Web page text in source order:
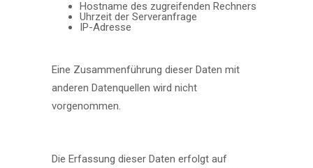
Hostname des zugreifenden Rechners
Uhrzeit der Serveranfrage
IP-Adresse
Eine Zusammenführung dieser Daten mit
anderen Datenquellen wird nicht
vorgenommen.
Die Erfassung dieser Daten erfolgt auf